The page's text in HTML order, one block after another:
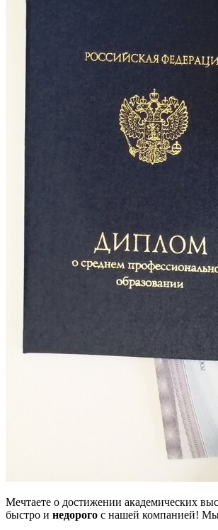
Мечтаете о достижении академических
быстро и недорого с нашей компанией! Мы